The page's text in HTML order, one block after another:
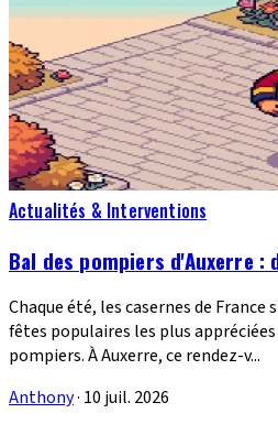
Actualités & Interventions
Bal des pompiers d'Auxerre
Chaque été, les casernes de
fêtes populaires les plus appréciées
pompiers. À Auxerre, ce rendez-v...
Anthony· 10 juil. 2026